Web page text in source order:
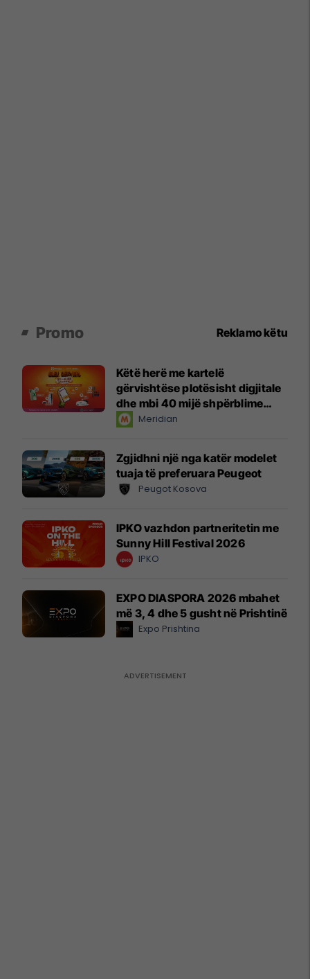
Promo Reklamo këtu
Këtë herë me kartelë
gërvishtëse plotësisht digjitale
dhe mbi 40 mijë shpërblime
instant!Meridian
Zgjidhni një nga katër modelet
tuaja të preferuara Peugeot
Peugot Kosova
IPKO vazhdon partneritetin me
Sunny Hill Festival 2026
IPKO
EXPO DIASPORA 2026 mbahet
më 3, 4 dhe 5 gusht në Prishtinë
Expo Prishtina